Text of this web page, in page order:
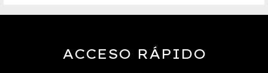
ACCESO RÁPIDO